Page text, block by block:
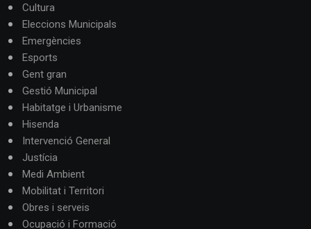
Cultura
Eleccions Municipals
Emergències
Esports
Gent gran
Gestió Municipal
Habitatge i Urbanisme
Hisenda
Intervenció General
Justícia
Medi Ambient
Mobilitat i Territori
Obres i serveis
Ocupació i Formació